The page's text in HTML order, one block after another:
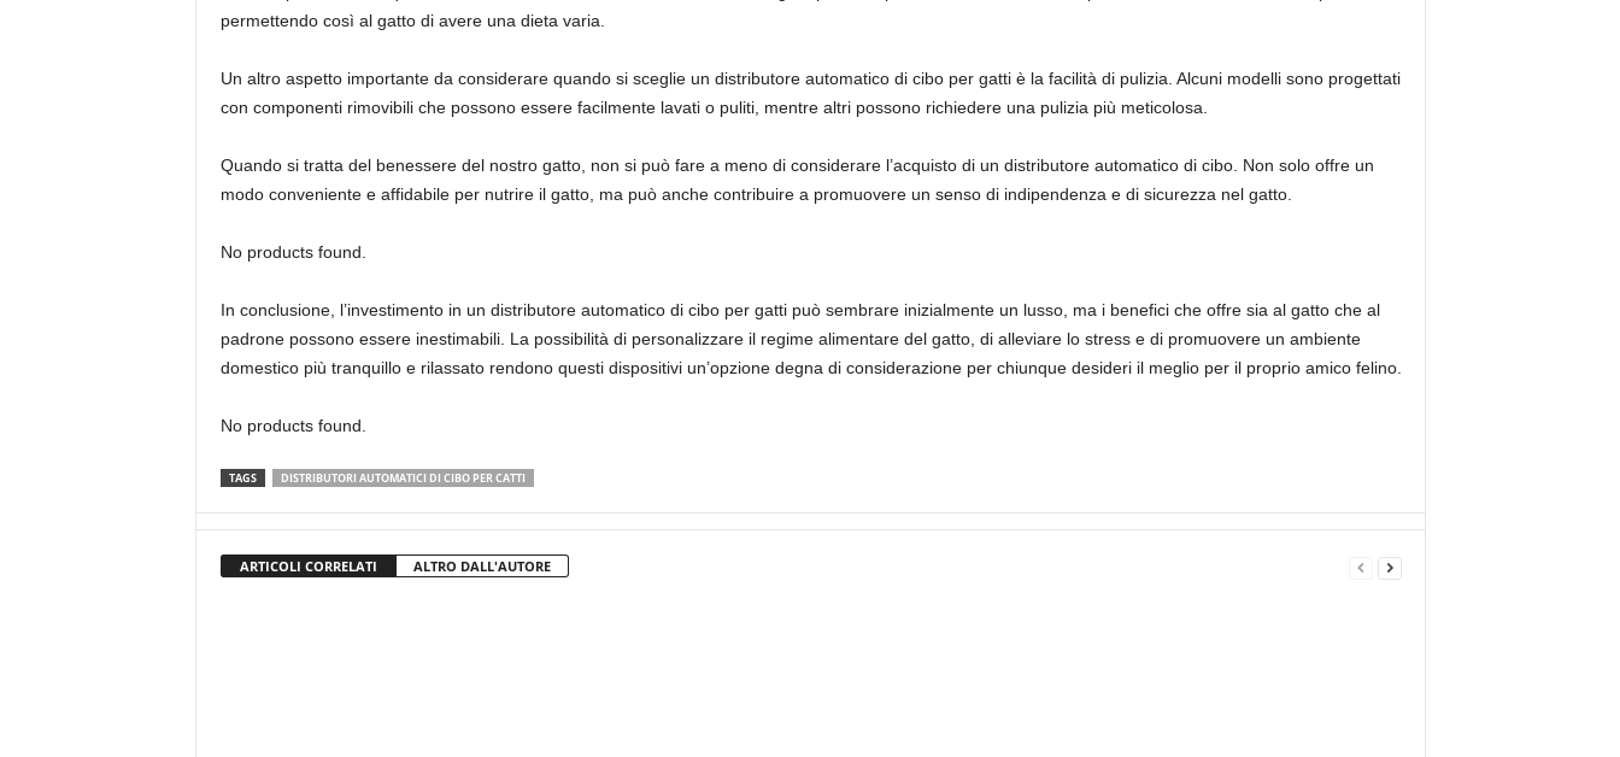
permettendo così al gatto di avere una dieta varia.
Un altro aspetto importante da considerare quando si sceglie un distributore automatico di cibo per gatti è la facilità di pulizia. Alcuni modelli sono progettati
con componenti rimovibili che possono essere facilmente lavati o puliti, mentre altri possono richiedere una pulizia più meticolosa.
Quando si tratta del benessere del nostro gatto, non si può fare a meno di considerare l’acquisto di un distributore automatico di cibo. Non solo offre un
modo conveniente e affidabile per nutrire il gatto, ma può anche contribuire a promuovere un senso di indipendenza e di sicurezza nel gatto.
No products found.
In conclusione, l’investimento in un distributore automatico di cibo per gatti può sembrare inizialmente un lusso, ma i benefici che offre sia al gatto che al
padrone possono essere inestimabili. La possibilità di personalizzare il regime alimentare del gatto, di alleviare lo stress e di promuovere un ambiente
domestico più tranquillo e rilassato rendono questi dispositivi un’opzione degna di considerazione per chiunque desideri il meglio per il proprio amico felino.
No products found.
TAGS DISTRIBUTORI AUTOMATICI DI CIBO PER CATTI
ARTICOLI CORRELATI ALTRO DALL'AUTORE